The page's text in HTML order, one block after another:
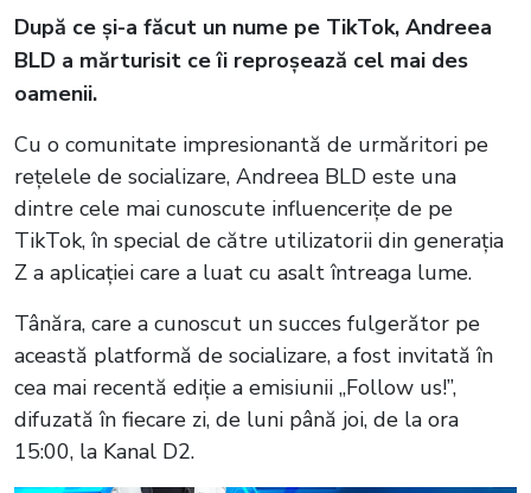
După ce și-a făcut un nume pe TikTok, Andreea
BLD a mărturisit ce îi reproșează cel mai des
oamenii.
Cu o comunitate impresionantă de urmăritori pe
rețelele de socializare, Andreea BLD este una
dintre cele mai cunoscute influencerițe de pe
TikTok, în special de către utilizatorii din generația
Z a aplicației care a luat cu asalt întreaga lume.
Tânăra, care a cunoscut un succes fulgerător pe
această platformă de socializare, a fost invitată în
cea mai recentă ediție a emisiunii „Follow us!”,
difuzată în fiecare zi, de luni până joi, de la ora
15:00, la Kanal D2.